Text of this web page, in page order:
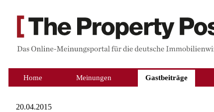
Home Meinungen Gastbeiträge
20.04.2015